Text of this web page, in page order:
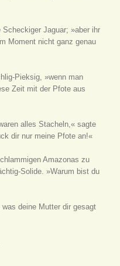
Jaguar; »aber ihr
Moment nicht ganz genau
Pieksig, »wenn man
Zeit mit der Pfote aus
alles Stacheln,« sagte
dir nur meine Pfote an!«
Amazonas zu
Solide. »Warum bist du
deine Mutter dir gesagt